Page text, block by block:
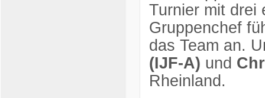
Turnier mit drei
Gruppenchef
das Team an.
(IJF-A) und
Rheinland.